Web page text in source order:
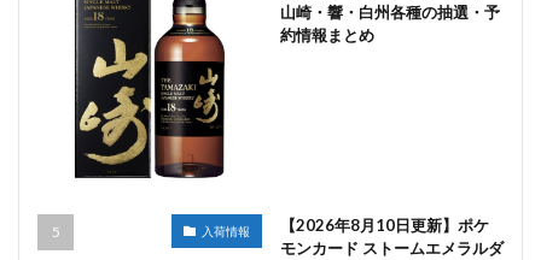
山崎・響・白州各種の抽選・予
約情報まとめ
入荷情報
【2026年8月10日更新】ポケ
モンカード ストームエメラルダ